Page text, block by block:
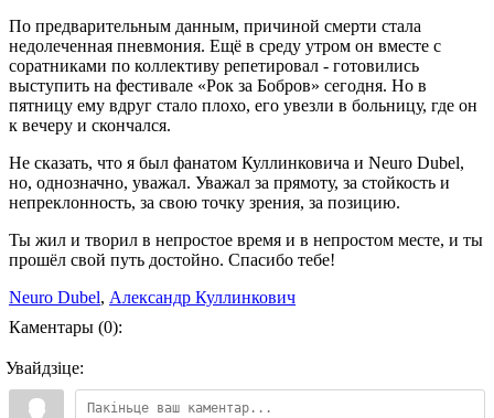
По предварительным данным, причиной смерти стала
недолеченная пневмония. Ещё в среду утром он вместе с
соратниками по коллективу репетировал - готовились
выступить на фестивале «Рок за Бобров» сегодня. Но в
пятницу ему вдруг стало плохо, его увезли в больницу, где он
к вечеру и скончался.
Не сказать, что я был фанатом Куллинковича и Neuro Dubel,
но, однозначно, уважал. Уважал за прямоту, за стойкость и
непреклонность, за свою точку зрения, за позицию.
Ты жил и творил в непростое время и в непростом месте, и ты
прошёл свой путь достойно. Спасибо тебе!
Neuro Dubel, Александр Куллинкович
Каментары (0):
Увайдзіце: